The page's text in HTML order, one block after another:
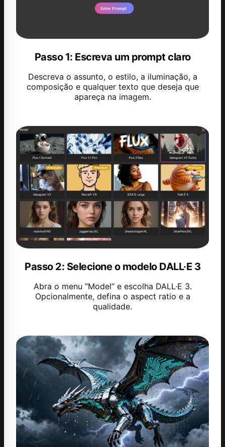
Passo 1: Escreva um prompt claro
Descreva o assunto, o estilo, a iluminação, a
composição e qualquer texto que deseja que
apareça na imagem.
Passo 2: Selecione o modelo DALL·E 3
Abra o menu “Model” e escolha DALL·E 3.
Opcionalmente, defina o aspect ratio e a
qualidade.